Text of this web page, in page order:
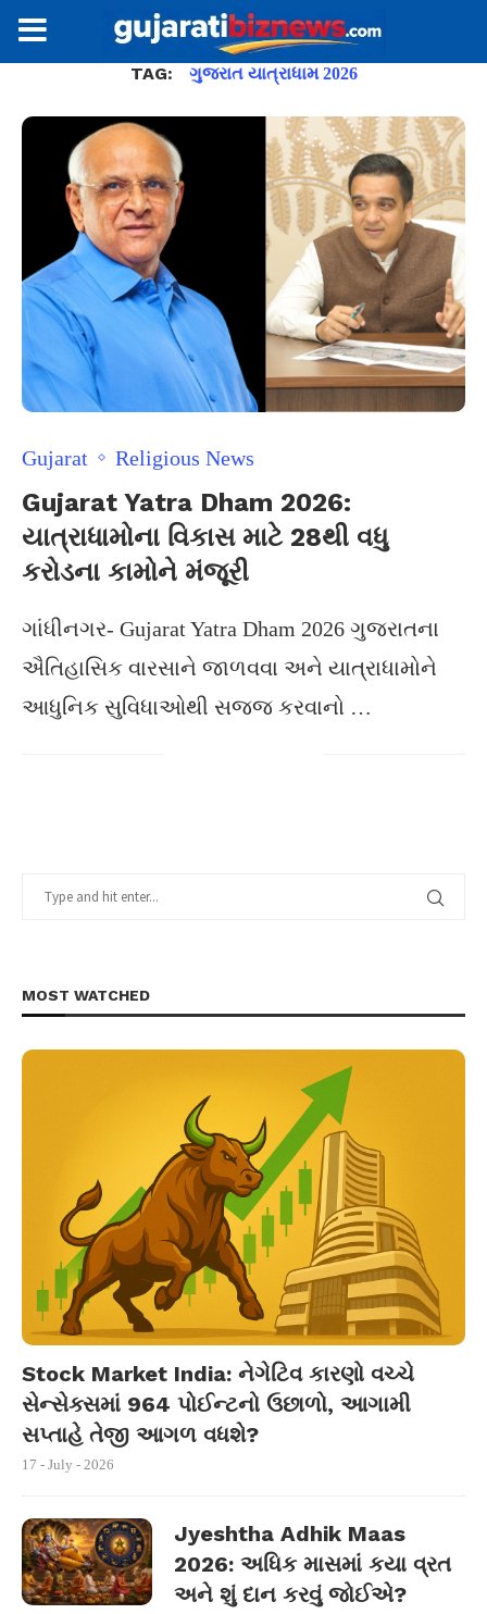
TAG: ગુજરાત યાત્રાધામ 2026
Gujarat Religious News
Gujarat Yatra Dham 2026:
યાત્રાધામોના વિકાસ માટે 28થી વધુ
કરોડના કામોને મંજૂરી
ગાંધીનગર- Gujarat Yatra Dham 2026 ગુજરાતના
ઐતિહાસિક વારસાને જાળવવા અને યાત્રાધામોને
આધુનિક સુવિધાઓથી સજ્જ કરવાનો …
MOST WATCHED
Stock Market India: નેગેટિવ કારણો વચ્ચે
સેન્સેક્સમાં 964 પોઈન્ટનો ઉછાળો, આગામી
સપ્તાહે તેજી આગળ વધશે?
17 - July - 2026
Jyeshtha Adhik Maas
2026: અધિક માસમાં કયા વ્રત
અને શું દાન કરવું જોઈએ?